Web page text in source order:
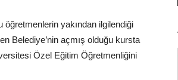
yakından ilgilendiği
Belediye’nin açmış olduğu kursta
Özel Eğitim Öğretmenliğini